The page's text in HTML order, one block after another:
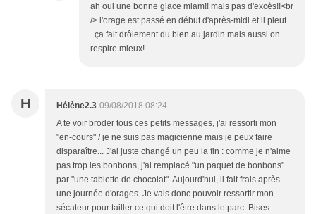
ah oui une bonne glace miam!! mais pas d'excès!!<br
/> l'orage est passé en début d'après-midi et il pleut
..ça fait drôlement du bien au jardin mais aussi on
respire mieux!
H Hélène2.3 09/08/2018 08:24
A te voir broder tous ces petits messages, j'ai ressorti mon
"en-cours" / je ne suis pas magicienne mais je peux faire
disparaître... J'ai juste changé un peu la fin : comme je n'aime
pas trop les bonbons, j'ai remplacé "un paquet de bonbons"
par "une tablette de chocolat". Aujourd'hui, il fait frais après
une journée d'orages. Je vais donc pouvoir ressortir mon
sécateur pour tailler ce qui doit l'être dans le parc. Bises